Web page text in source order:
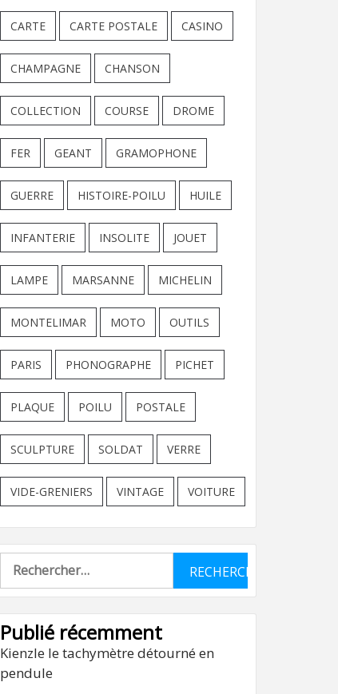
CARTE CARTE POSTALE CASINO
CHAMPAGNE CHANSON
COLLECTION COURSE DROME
FER GEANT GRAMOPHONE
GUERRE HISTOIRE-POILU HUILE
INFANTERIE INSOLITE JOUET
LAMPE MARSANNE MICHELIN
MONTELIMAR MOTO OUTILS
PARIS PHONOGRAPHE PICHET
PLAQUE POILU POSTALE
SCULPTURE SOLDAT VERRE
VIDE-GRENIERS VINTAGE VOITURE
Rechercher :
Publié récemment
Kienzle le tachymètre détourné en
pendule